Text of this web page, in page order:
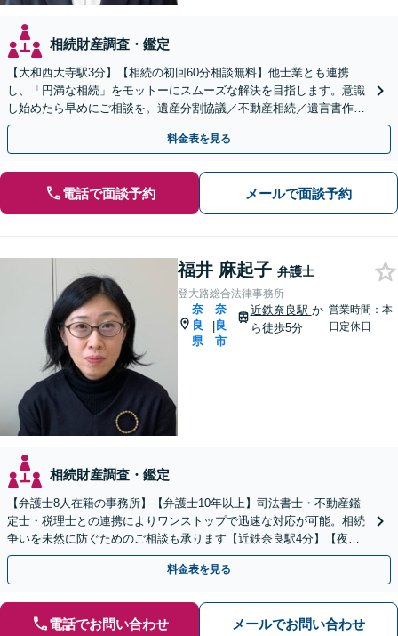
相続財産調査・鑑定
【大和西大寺駅3分】【相続の初回60分相談無料】他士業とも連携
し、「円満な相続」をモットーにスムーズな解決を目指します。意識
し始めたら早めにご相談を。遺産分割協議／不動産相続／遺言書作成
／生前贈与など【土曜・夜間対応可】【お子さま連れOK】
料金表を見る
電話で面談予約 メールで面談予約
福井 麻起子 弁護士
登大路総合法律事務所
奈
良
県
|
奈
良
市
近鉄奈良駅 か
ら徒歩5分
営業時間：本
日定休日
相続財産調査・鑑定
【弁護士8人在籍の事務所】【弁護士10年以上】司法書士・不動産鑑
定士・税理士との連携によりワンストップで迅速な対応が可能。相続
争いを未然に防ぐためのご相談も承ります【近鉄奈良駅4分】【夜
間・休日の相談可能】【オンライン相談可能】
料金表を見る
電話でお問い合わせ メールでお問い合わせ